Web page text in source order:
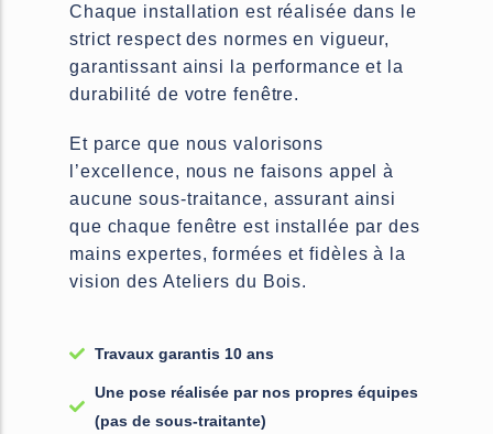
Chaque installation est réalisée dans le
strict respect des normes en vigueur,
garantissant ainsi la performance et la
durabilité de votre fenêtre.
Et parce que nous valorisons
l’excellence, nous ne faisons appel à
aucune sous-traitance, assurant ainsi
que chaque fenêtre est installée par des
mains expertes, formées et fidèles à la
vision des Ateliers du Bois.
Travaux garantis 10 ans
Une pose réalisée par nos propres équipes
(pas de sous-traitante)